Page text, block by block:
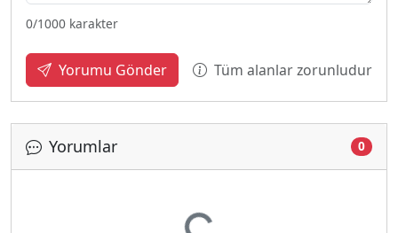
0/1000 karakter
Yorumu Gönder Tüm alanlar zorunludur
Yorumlar 0
Yükleniyor...